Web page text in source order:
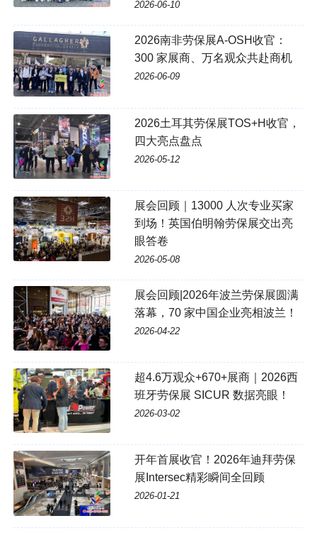
2026-06-10
2026南非劳保展A-OSH收官：
300 家展商、万名观众共赴商机
2026-06-09
2026土耳其劳保展TOS+H收官，
四大亮点盘点
2026-05-12
展会回顾｜13000 人次专业买家
到场！英国伯明翰劳保展交出亮
眼答卷
2026-05-08
展会回顾|2026年波兰劳保展圆满
落幕，70 家中国企业亮相波兰！
2026-04-22
超4.6万观众+670+展商｜2026西
班牙劳保展 SICUR 数据亮眼！
2026-03-02
开年首展收官！2026年迪拜劳保
展Intersec精彩瞬间全回顾
2026-01-21